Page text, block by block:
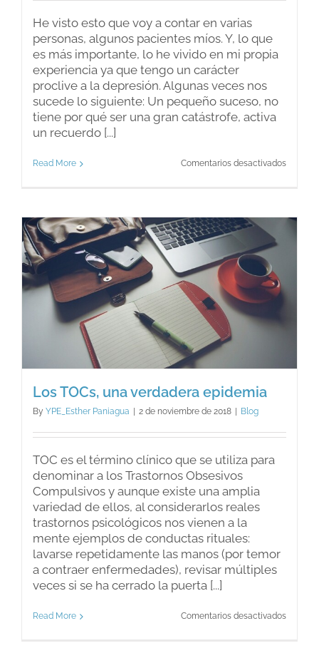
He visto esto que voy a contar en varias
personas, algunos pacientes míos. Y, lo que
es más importante, lo he vivido en mi propia
experiencia ya que tengo un carácter
proclive a la depresión. Algunas veces nos
sucede lo siguiente: Un pequeño suceso, no
tiene por qué ser una gran catástrofe, activa
un recuerdo [...]
Read More Comentarios desactivadosen
Los TOCs, una verdadera epidemia
By YPE_Esther Paniagua 2 de noviembre de 2018 Blog
TOC es el término clínico que se utiliza para
denominar a los Trastornos Obsesivos
Compulsivos y aunque existe una amplia
variedad de ellos, al considerarlos reales
trastornos psicológicos nos vienen a la
mente ejemplos de conductas rituales:
lavarse repetidamente las manos (por temor
a contraer enfermedades), revisar múltiples
veces si se ha cerrado la puerta [...]
Read More Comentarios desactivadosen